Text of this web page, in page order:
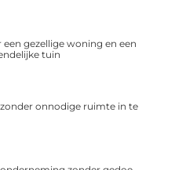
gezellige woning en een
tuin
onnodige ruimte in te